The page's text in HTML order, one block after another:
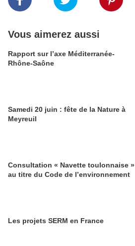
Vous aimerez aussi
Rapport sur l’axe Méditerranée-
Rhône-Saône
Samedi 20 juin : fête de la Nature à
Meyreuil
Consultation « Navette toulonnaise »
au titre du Code de l’environnement
Les projets SERM en France